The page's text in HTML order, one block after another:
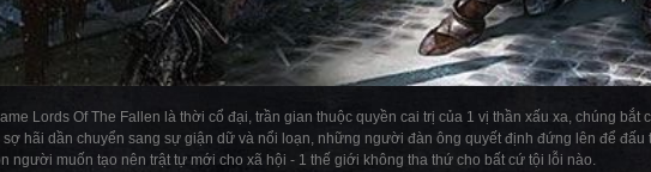
Lords Of The Fallen là thời cổ đại, trần gian thuộc quyền cai trị của 1 vị thần xấu xa, chúng
hãi dần chuyển sang sự giận dữ và nổi loạn, những người đàn ông quyết định đứng lên để đấu
người muốn tạo nên trật tự mới cho xã hội - 1 thế giới không tha thứ cho bất cứ tội lỗi nào.